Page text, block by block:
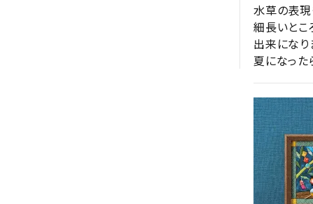
水草の表現
細長いとこ
出来になり
夏になった